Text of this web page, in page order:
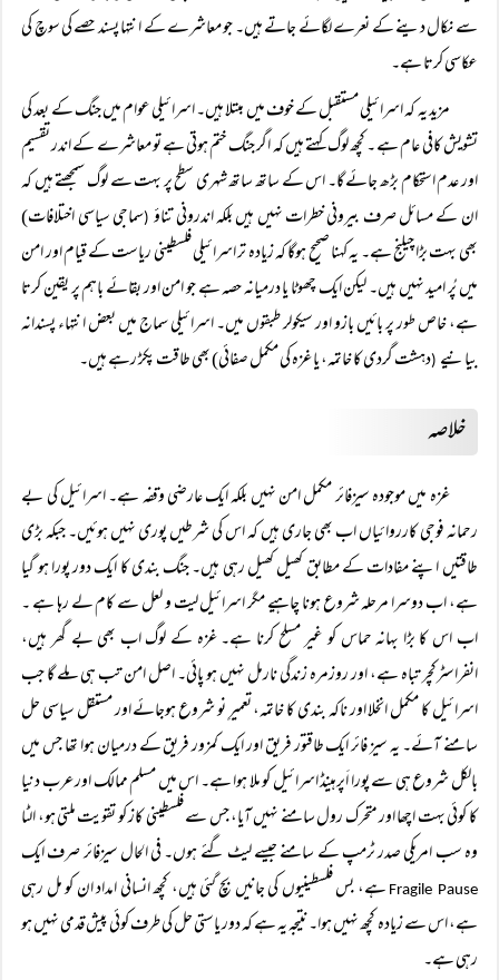
سے نکال دینے کے نعرے لگائے جاتے ہیں۔ جو معاشرے کے انتہا پسند حصے کی سوچ کی
عکاسی کرتا ہے۔
مزید یہ کہ اسرائیلی مستقبل کے خوف میں مبتلا ہیں۔ اسرائیلی عوام میں جنگ کے بعد کی
تشویش کافی عام ہے ۔ کچھ لوگ کہتے ہیں کہ اگر جنگ ختم ہوتی ہے تو معاشرے کے اندر تقسیم
اور عدم استحکام بڑھ جائے گا۔ اس کے ساتھ ساتھ شہری سطح پر بہت سے لوگ سمجھتے ہیں کہ
ان کے مسائل صرف بیرونی خطرات نہیں ہیں بلکہ اندرونی تناؤ(سماجی سیاسی اختلافات)
بھی بہت بڑا چیلنج ہے۔ یہ کہنا صحیح ہوگا کہ زیادہ تر اسرائیلی فلسطینی ریاست کے قیام اور امن
میں پُر امید نہیں ہیں۔ لیکن ایک چھوٹا یا درمیانہ حصہ ہے جو امن اور بقائے باہم پر یقین کرتا
ہے، خاص طور پر بائیں بازو اور سیکولر طبقوں میں۔ اسرائیلی سماج میں بعض انتہاء پسندانہ
بیانیے (دہشت گردی کا خاتمہ، یا غزہ کی مکمل صفائی) بھی طاقت پکڑ رہے ہیں۔
خلاصہ
غزہ میں موجودہ سیزفائر مکمل امن نہیں بلکہ ایک عارضی وقفہ ہے۔ اسرائیل کی بے
رحمانہ فوجی کارروائیاں اب بھی جاری ہیں کہ اس کی شرطیں پوری نہیں ہوئیں۔ جبکہ بڑی
طاقتیں اپنے مفادات کے مطابق کھیل کھیل رہی ہیں۔ جنگ بندی کا ایک دور پورا ہو گیا
ہے، اب دوسرا مرحلہ شروع ہونا چاہیے مگر اسرائیل لیت و لعل سے کام لے رہا ہے ۔
اب اس کا بڑا بہانہ حماس کو غیر مسلح کرنا ہے۔ غزہ کے لوگ اب بھی بے گھر ہیں،
انفراسٹرکچر تباہ ہے، اور روزمرہ زندگی نارمل نہیں ہو پائی۔ اصل امن تب ہی ملے گا جب
اسرائیل کا مکمل انخلا اور ناکہ بندی کا خاتمہ، تعمیرِ نو شروع ہوجائے اور مستقل سیاسی حل
سامنے آئے۔ یہ سیز فائر ایک طاقتور فریق اور ایک کمزور فریق کے درمیان ہوا تھا جس میں
بالکل شروع ہی سے پورا اَپرہینڈ اسرائیل کو ملا ہوا ہے۔ اس میں مسلم ممالک اور عرب دنیا
کا کوئی بہت اچھا اور متحرک رول سامنے نہیں آیا، جس سے فلسطینی کاز کو تقویت ملتی ہو، الٹا
وہ سب امریکی صدر ٹرمپ کے سامنے جیسے لیٹ گئے ہوں۔ فی الحال سیزفائر صرف ایک
Fragile Pause ہے، بس فلسطینیوں کی جانیں بچ گئی ہیں، کچھ انسانی امداد ان کو مل رہی
ہے، اس سے زیادہ کچھ نہیں ہوا۔ نتیجہ یہ ہے کہ دور یاستی حل کی طرف کوئی پیش قدمی نہیں ہو
رہی ہے۔